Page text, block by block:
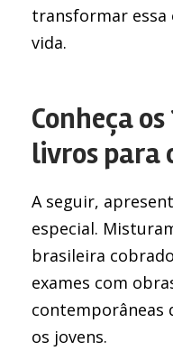
transformar essa
vida.
Conheça
livros para
A seguir,
especial.
brasileira
exames com
contemporâneas
os jovens.